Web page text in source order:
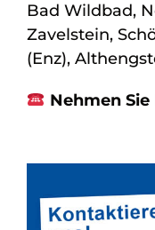
Bad Wildbad,
Zavelstein,
(Enz),
Nehmen